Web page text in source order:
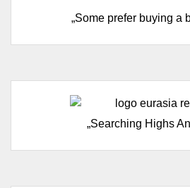
„Some prefer buying a
„Searching Highs